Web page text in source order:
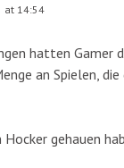
at 14:54
hatten
an Spielen,
gehauen